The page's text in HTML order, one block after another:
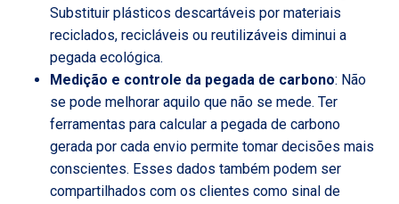
Substituir plásticos descartáveis por materiais
reciclados, recicláveis ou reutilizáveis diminui a
pegada ecológica.
Medição e controle da pegada de carbono: Não
se pode melhorar aquilo que não se mede. Ter
ferramentas para calcular a pegada de carbono
gerada por cada envio permite tomar decisões mais
conscientes. Esses dados também podem ser
compartilhados com os clientes como sinal de